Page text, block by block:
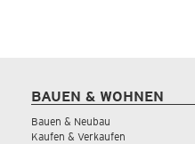
BAUEN & WOHNEN
Bauen & Neubau
Kaufen & Verkaufen